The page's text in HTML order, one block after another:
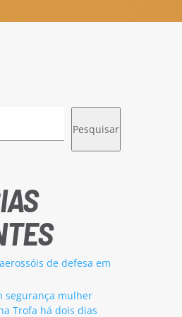
Pesquisar
de defesa em
segurança mulher
Trofa há dois dias